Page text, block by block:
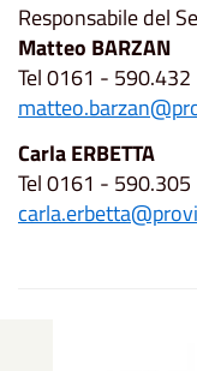
Responsabile del
Matteo BARZAN
Tel 0161 - 590.432
Carla ERBETTA
Tel 0161 - 590.305